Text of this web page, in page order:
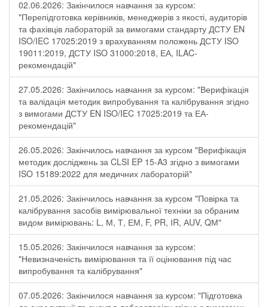
02.06.2026: Закінчилося навчання за курсом:
"Перепідготовка керівників, менеджерів з якості, аудиторів
та фахівців лабораторій за вимогами стандарту ДСТУ EN
ISO/IEC 17025:2019 з врахуванням положень ДСТУ ISO
19011:2019, ДСТУ ISO 31000:2018, ЕА, ILAC-
рекомендацій"
27.05.2026: Закінчилось навчання за курсом: "Верифікація
та валідація методик випробування та калібрування згідно
з вимогами ДСТУ EN ISO/IEC 17025:2019 та ЕА-
рекомендацій"
26.05.2026: Закінчилось навчання за курсом "Верифікація
методик досліджень за CLSI EP 15-A3 згідно з вимогами
ISO 15189:2022 для медичних лабораторій"
21.05.2026: Закінчилось навчання за курсом "Повірка та
калібрування засобів вимірювальної техніки за обраним
видом вимірювань: L, М, Т, ЕМ, F, РR, ІR, АUV, QМ"
15.05.2026: Закінчилося навчання за курсом:
"Невизначеність вимірювання та її оцінювання під час
випробування та калібрування"
07.05.2026: Закінчилося навчання за курсом: "Підготовка